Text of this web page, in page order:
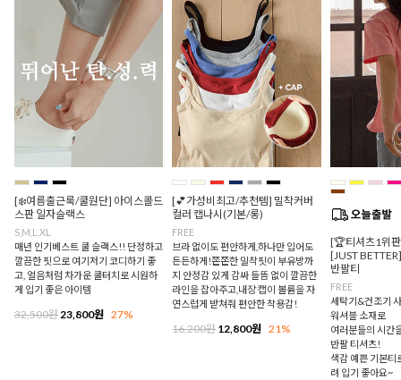
[❄️여름출근룩/쿨원단] 아이스콜드
스판 일자슬랙스
S,M,L,XL
매년 인기베스트 쿨 슬랙스!! 단정하고
깔끔한 핏으로 여기저기 코디하기 좋
고, 얼음처럼 차가운 쿨터치로 시원하
게 입기 좋은 아이템
32,500원 23,800원 27%
[💕가성비최고/추천템] 밀착커버
컬러 캡나시(기본/롱)
FREE
브라 없이도 편안하게,하나만 입어도
든든하게!쫀쫀한 밀착핏이 부유방까
지 안정감 있게 감싸 들뜸 없이 깔끔한
라인을 잡아주고,내장 캡이 볼륨을 자
연스럽게 받쳐줘 편안한 착용감!
16,200원12,800원 21%
[🏆티셔츠1위
[JUST
반팔티
FREE
세탁기&건조기
워셔블 소재로
여러분들의 시간
반팔 티셔츠!
색감 예쁜 기본티
려 입기 좋아요~